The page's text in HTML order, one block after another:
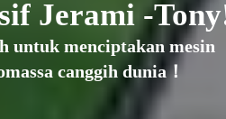
mesin
Jerami -
untuk menciptakan mesin
canggih dunia！
pengukir pelet -
Tony adalah untuk
baru biomassa canggih